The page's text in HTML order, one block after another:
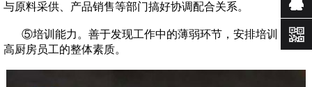
与原料采供、产品销售等部门搞好协调配合关系。
⑤培训能力。善于发现工作中的薄弱环节，安排培训，提
高厨房员工的整体素质。
咨询